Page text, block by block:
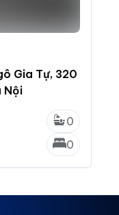
Gia Tự, 320
Nội
0
0